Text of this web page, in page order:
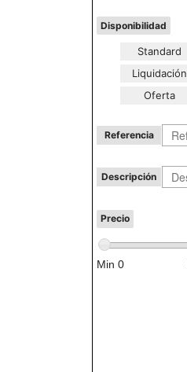
Disponibilidad
Standard
Liquidación
Oferta
Referencia
Descripción
Precio
Min 0